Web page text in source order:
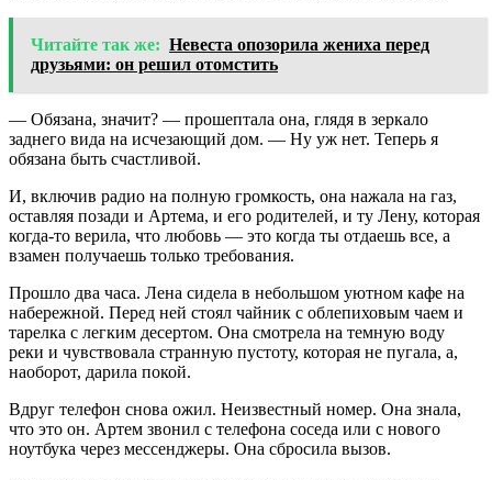
Читайте так же: Невеста опозорила жениха перед
друзьями: он решил отомстить
— Обязана, значит? — прошептала она, глядя в зеркало
заднего вида на исчезающий дом. — Ну уж нет. Теперь я
обязана быть счастливой.
И, включив радио на полную громкость, она нажала на газ,
оставляя позади и Артема, и его родителей, и ту Лену, которая
когда-то верила, что любовь — это когда ты отдаешь все, а
взамен получаешь только требования.
Прошло два часа. Лена сидела в небольшом уютном кафе на
набережной. Перед ней стоял чайник с облепиховым чаем и
тарелка с легким десертом. Она смотрела на темную воду
реки и чувствовала странную пустоту, которая не пугала, а,
наоборот, дарила покой.
Вдруг телефон снова ожил. Неизвестный номер. Она знала,
что это он. Артем звонил с телефона соседа или с нового
ноутбука через мессенджеры. Она сбросила вызов.